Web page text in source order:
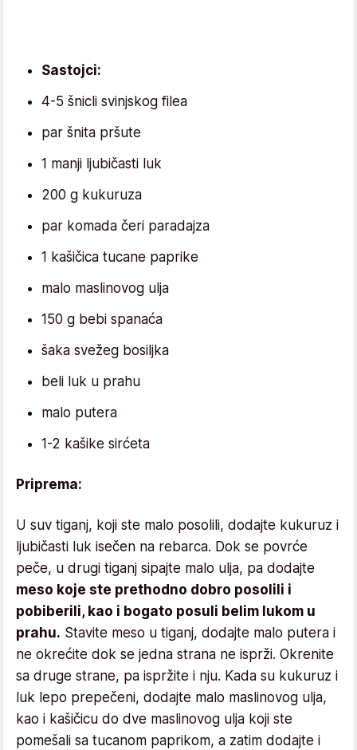
Sastojci:
4-5 šnicli svinjskog filea
par šnita pršute
1 manji ljubičasti luk
200 g kukuruza
par komada čeri paradajza
1 kašičica tucane paprike
malo maslinovog ulja
150 g bebi spanaća
šaka svežeg bosiljka
beli luk u prahu
malo putera
1-2 kašike sirćeta
Priprema:
U suv tiganj, koji ste malo posolili, dodajte kukuruz i
ljubičasti luk isečen na rebarca. Dok se povrće
peče, u drugi tiganj sipajte malo ulja, pa dodajte
meso koje ste prethodno dobro posolili i
pobiberili, kao i bogato posuli belim lukom u
prahu. Stavite meso u tiganj, dodajte malo putera i
ne okrećite dok se jedna strana ne isprži. Okrenite
sa druge strane, pa ispržite i nju. Kada su kukuruz i
luk lepo prepečeni, dodajte malo maslinovog ulja,
kao i kašičicu do dve maslinovog ulja koji ste
pomešali sa tucanom paprikom, a zatim dodajte i